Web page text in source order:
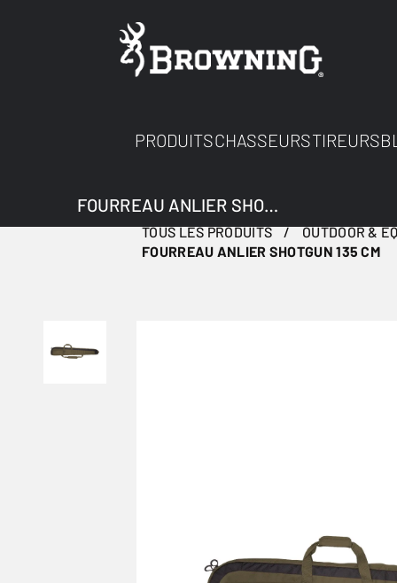
PRODUITSCHASSEURSTIREURS
TOUS LES PRODUITS
OUTDOOR &
FOURREAU ANLIER SHOTGUN 135 CM
FOURREAU ANLIER SHOTGUN 135 CM